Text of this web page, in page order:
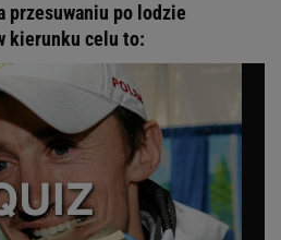
przesuwaniu po lodzie
kierunku celu to: